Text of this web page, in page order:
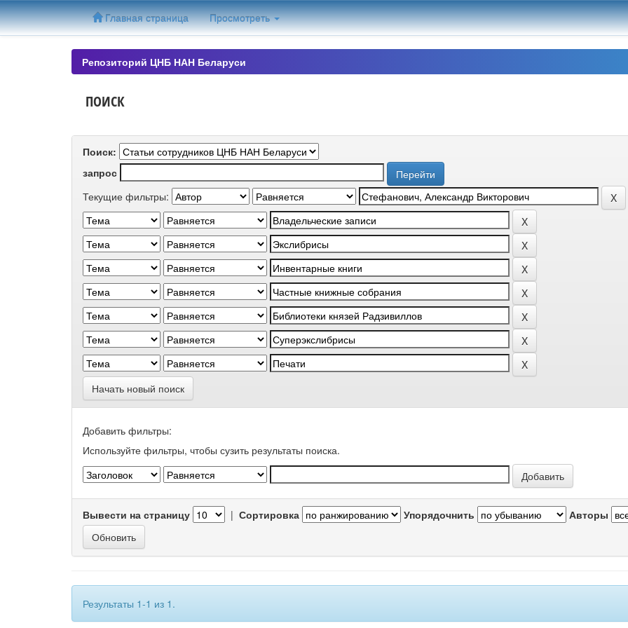
Skip
navigation
Главная страница Просмотреть
Репозиторий ЦНБ НАН Беларуси
ПОИСК
Поиск:
запрос
Текущие фильтры:
Начать новый поиск
Добавить фильтры:
Используйте фильтры, чтобы сузить результаты поиска.
Вывести на страницу | Сортировка Упорядочнить Авторы
Результаты 1-1 из 1.